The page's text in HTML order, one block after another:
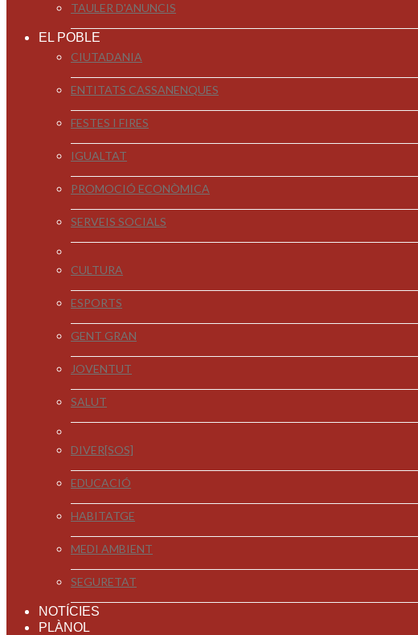
TAULER D'ANUNCIS
EL POBLE
CIUTADANIA
ENTITATS CASSANENQUES
FESTES I FIRES
IGUALTAT
PROMOCIÓ ECONÒMICA
SERVEIS SOCIALS
CULTURA
ESPORTS
GENT GRAN
JOVENTUT
SALUT
DIVER[SOS]
EDUCACIÓ
HABITATGE
MEDI AMBIENT
SEGURETAT
NOTÍCIES
PLÀNOL